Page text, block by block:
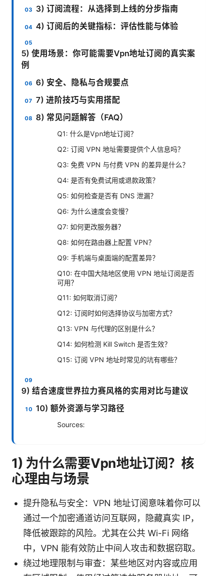
3) 订阅流程：从选择到上线的分步指南
4) 订阅后的关键指标：评估性能与体验
5) 使用场景：你可能需要Vpn地址订阅的真实案
例
6) 安全、隐私与合规要点
7) 进阶技巧与实用搭配
8) 常见问题解答（FAQ）
Q1: 什么是Vpn地址订阅？
Q2: 订阅 VPN 地址需要提供个人信息吗？
Q3: 免费 VPN 与付费 VPN 的差异是什么？
Q4: 是否有免费试用或退款政策？
Q5: 如何检查是否有 DNS 泄漏？
Q6: 为什么速度会变慢？
Q7: 如何更改服务器？
Q8: 如何在路由器上配置 VPN？
Q9: 手机端与桌面端的配置差异？
Q10: 在中国大陆地区使用 VPN 地址订阅是否
可用？
Q11: 如何取消订阅？
Q12: 订阅时如何选择协议与加密方式？
Q13: VPN 与代理的区别是什么？
Q14: 如何检测 Kill Switch 是否生效？
Q15: 订阅 VPN 地址时常见的坑有哪些？
9) 结合速度世界拉力赛风格的实用对比与建议
10) 额外资源与学习路径
Sources:
1) 为什么需要Vpn地址订阅？核
心理由与场景
提升隐私与安全：VPN 地址订阅意味着你可以
通过一个加密通道访问互联网，隐藏真实 IP，
降低被跟踪的风险。尤其在公共 Wi-Fi 网络
中，VPN 能有效防止中间人攻击和数据窃取。
绕过地理限制与审查：某些地区对内容或应用